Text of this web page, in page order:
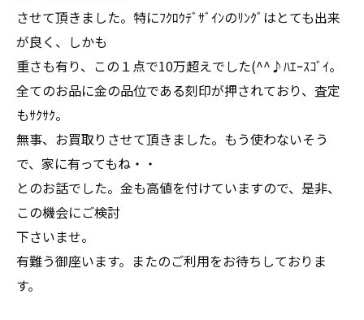
させて頂きました。特にﾌｸﾛｳﾃﾞｻﾞｲﾝのﾘﾝｸﾞはとても出来
が良く、しかも
重さも有り、この１点で10万超えでした(^^♪ﾊｴｰｽｺﾞｲ。
全てのお品に金の品位である刻印が押されており、査定
もｻｸｻｸ。
無事、お買取りさせて頂きました。もう使わないそう
で、家に有ってもね・・
とのお話でした。金も高値を付けていますので、是非、
この機会にご検討
下さいませ。
有難う御座います。またのご利用をお待ちしておりま
す。